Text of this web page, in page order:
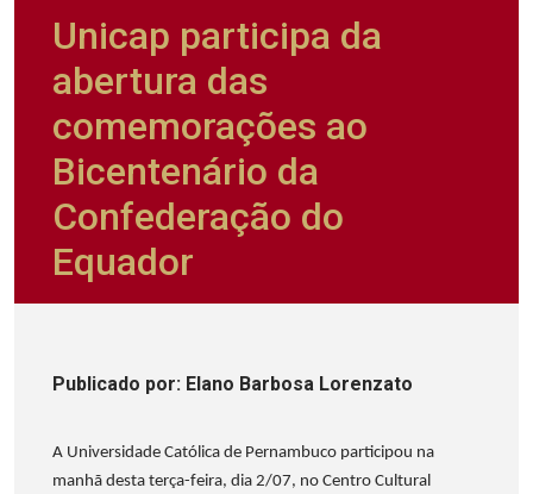
Unicap participa da
abertura das
comemorações ao
Bicentenário da
Confederação do
Equador
Publicado por: Elano Barbosa Lorenzato
A Universidade Católica de Pernambuco participou na
manhã desta terça-feira, dia 2/07, no Centro Cultural